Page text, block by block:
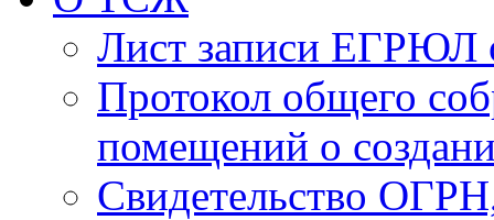
Лист записи ЕГРЮЛ
Протокол общего
помещений о
Свидетельство